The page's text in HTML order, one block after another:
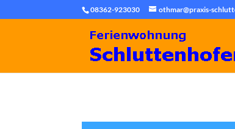
08362-923030 othmar@praxis-